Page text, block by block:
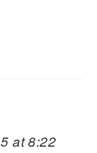
at 8:22